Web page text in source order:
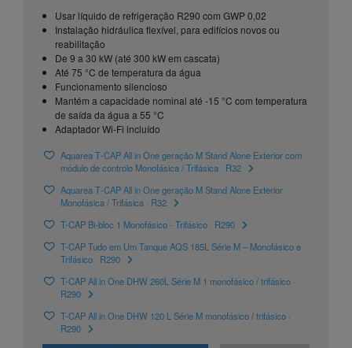
Usar líquido de refrigeração R290 com GWP 0,02
Instalação hidráulica flexível, para edifícios novos ou
reabilitação
De 9 a 30 kW (até 300 kW em cascata)
Até 75 °C de temperatura da água
Funcionamento silencioso
Mantém a capacidade nominal até -15 °C com temperatura
de saída da água a 55 °C
Adaptador Wi-Fi incluído
Aquarea T‑CAP All in One geração M Stand Alone Exterior com
módulo de controlo Monofásica / Trifásica · R32
Aquarea T‑CAP All in One geração M Stand Alone Exterior
Monofásica / Trifásica · R32
T-CAP Bi-bloc 1 Monofásico - Trifásico · R290
T-CAP Tudo em Um Tanque AQS 185L Série M – Monofásico e
Trifásico · R290
T-CAP All in One DHW 260L Série M 1 monofásico / trifásico ·
R290
T-CAP All in One DHW 120 L Série M monofásico / trifásico ·
R290